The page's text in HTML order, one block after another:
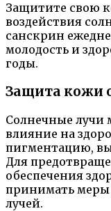
Защитите свою
воздействия
санскрин
молодость и
годы.
Защита кожи
Солнечные лучи
влияние на
пигментацию,
Для
обеспечения
принимать меры
лучей.